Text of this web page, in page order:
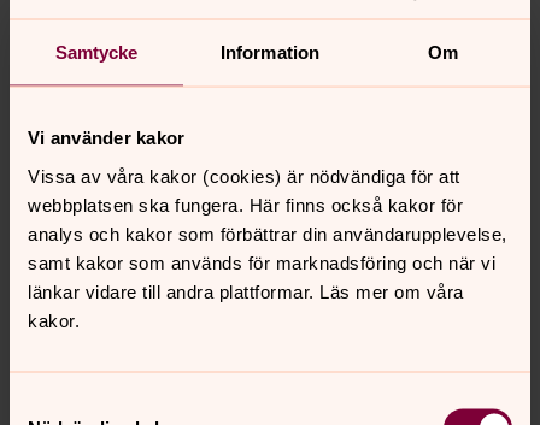
Samtycke Information Om
Vi använder kakor
Vissa av våra kakor (cookies) är nödvändiga för att
webbplatsen ska fungera. Här finns också kakor för
analys och kakor som förbättrar din användarupplevelse,
samt kakor som används för marknadsföring och när vi
länkar vidare till andra plattformar. Läs mer om våra
kakor.
Kyrkobeskrivning
Här kan du ladda nerbeskrivningenom kyrkan
Kort berättelse om Möljeryds
kyrka
För att se innehållet behöver du acceptera